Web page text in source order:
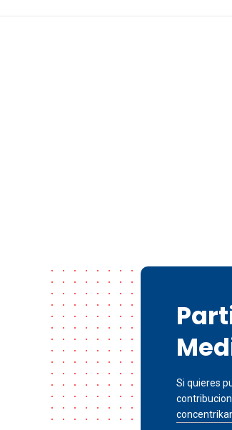
Si quieres